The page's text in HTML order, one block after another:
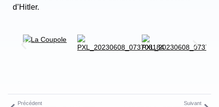
d’Hitler.
Précédent
Suivant